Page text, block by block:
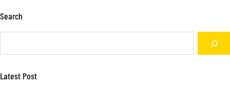
Search
Latest Post